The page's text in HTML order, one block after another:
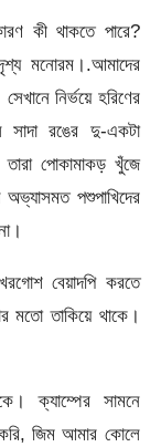
কী থাকতে পারে?
মনোরম।.আমাদের
নির্ভয়ে হরিণের
রঙের দু-একটা
পোকামাকড় খুঁজে
পশুপাখিদের
বেয়াদপি করতে
মতো তাকিয়ে থাকে।
ক্যাম্পের সামনে
জিম আমার কোলে